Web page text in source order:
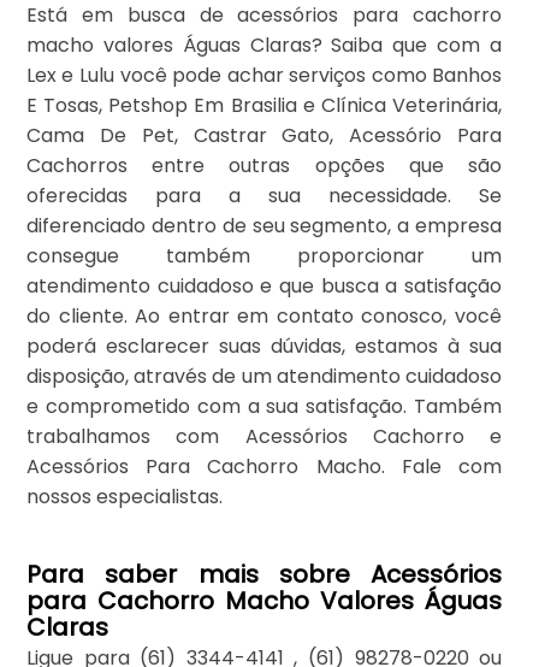
Está em busca de acessórios para cachorro
macho valores Águas Claras? Saiba que com a
Lex e Lulu você pode achar serviços como Banhos
E Tosas, Petshop Em Brasilia e Clínica Veterinária,
Cama De Pet, Castrar Gato, Acessório Para
Cachorros entre outras opções que são
oferecidas para a sua necessidade. Se
diferenciado dentro de seu segmento, a empresa
consegue também proporcionar um
atendimento cuidadoso e que busca a satisfação
do cliente. Ao entrar em contato conosco, você
poderá esclarecer suas dúvidas, estamos à sua
disposição, através de um atendimento cuidadoso
e comprometido com a sua satisfação. Também
trabalhamos com Acessórios Cachorro e
Acessórios Para Cachorro Macho. Fale com
nossos especialistas.
Para saber mais sobre Acessórios
para Cachorro Macho Valores Águas
Claras
Ligue para (61) 3344-4141 , (61) 98278-0220 ou